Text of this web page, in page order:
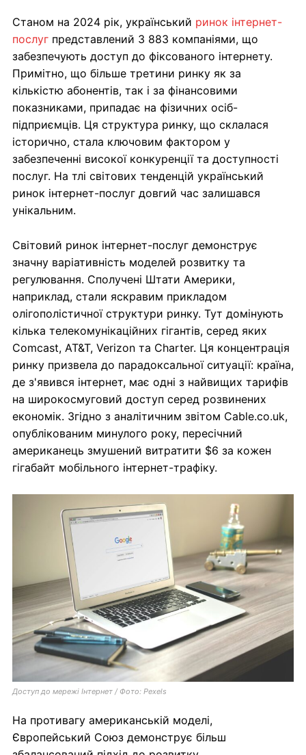
Станом на 2024 рік, український ринок інтернет-
послуг представлений 3 883 компаніями, що
забезпечують доступ до фіксованого інтернету.
Примітно, що більше третини ринку як за
кількістю абонентів, так і за фінансовими
показниками, припадає на фізичних осіб-
підприємців. Ця структура ринку, що склалася
історично, стала ключовим фактором у
забезпеченні високої конкуренції та доступності
послуг. На тлі світових тенденцій український
ринок інтернет-послуг довгий час залишався
унікальним.
Світовий ринок інтернет-послуг демонструє
значну варіативність моделей розвитку та
регулювання. Сполучені Штати Америки,
наприклад, стали яскравим прикладом
олігополістичної структури ринку. Тут домінують
кілька телекомунікаційних гігантів, серед яких
Comcast, AT&T, Verizon та Charter. Ця концентрація
ринку призвела до парадоксальної ситуації: країна,
де з'явився інтернет, має одні з найвищих тарифів
на широкосмуговий доступ серед розвинених
економік. Згідно з аналітичним звітом Cable.co.uk,
опублікованим минулого року, пересічний
американець змушений витратити $6 за кожен
гігабайт мобільного інтернет-трафіку.
Доступ до мережі Інтернет / Фото: Pexels
На противагу американській моделі,
Європейський Союз демонструє більш